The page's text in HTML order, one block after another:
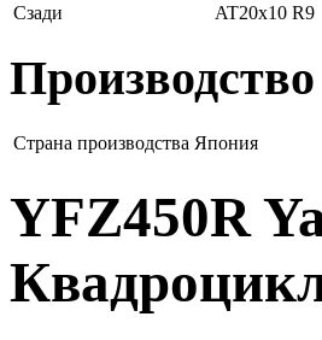
Сзади AT20x10 R9
Производство
Страна производства Япония
YFZ450R